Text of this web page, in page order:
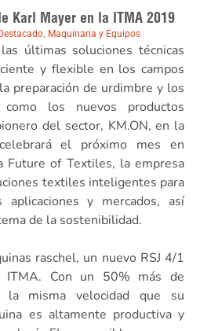
Karl Mayer en la ITMA 2019
, Maquinaria y Equipos
últimas soluciones técnicas
y flexible en los campos
preparación de urdimbre y los
los nuevos productos
del sector, KM.ON, en la
el próximo mes en
Future of Textiles, la empresa
textiles inteligentes para
aplicaciones y mercados, así
de la sostenibilidad.
raschel, un nuevo RSJ 4/1
ITMA. Con un 50% más de
la misma velocidad que su
es altamente productiva y